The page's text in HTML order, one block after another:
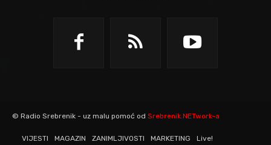
© Radio Srebrenik - uz malu pomoć od Srebrenik.NETwork-a
VIJESTI MAGAZIN ZANIMLJIVOSTI MARKETING Live!